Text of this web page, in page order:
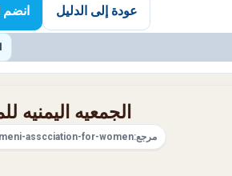
عودة إلى الدليل انضم
الجمعيه اليمنيه
مرجع:asscciation-for-women